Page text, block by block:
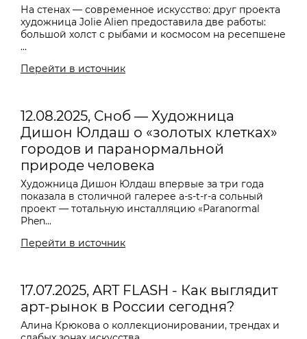
На стенах — современное искусство: друг проекта
художница Jolie Alien предоставила две работы:
большой холст с рыбами и космосом на ресепшене
...
Перейти в источник
12.08.2025, Сноб — Художница
Дишон Юлдаш о «золотых клетках»
городов и паранормальной
природе человека
Художница Дишон Юлдаш впервые за три года
показала в столичной галерее a-s-t-r-a сольный
проект — тотальную инсталляцию «Paranormal
Phen...
Перейти в источник
17.07.2025, ART FLASH - Как выглядит
арт-рынок в России сегодня?
Алина Крюкова о коллекционировании, трендах и